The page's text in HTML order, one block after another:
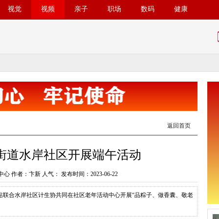
视觉 视频 亲子 职场 数码 健康
返回首页
道水岸社区开展端午活动
心 作者：卞新 人气： 发布时间：2023-06-22
合水岸社区计生协共同在社区老年活动中心开展“品粽子、做香囊、敬老